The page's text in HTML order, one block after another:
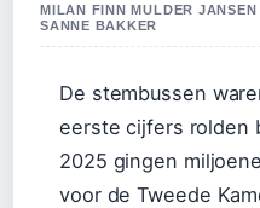
MILAN FINN MULDER
SANNE BAKKER
De stembussen
eerste cijfers rolden
2025 gingen
voor de Tweede